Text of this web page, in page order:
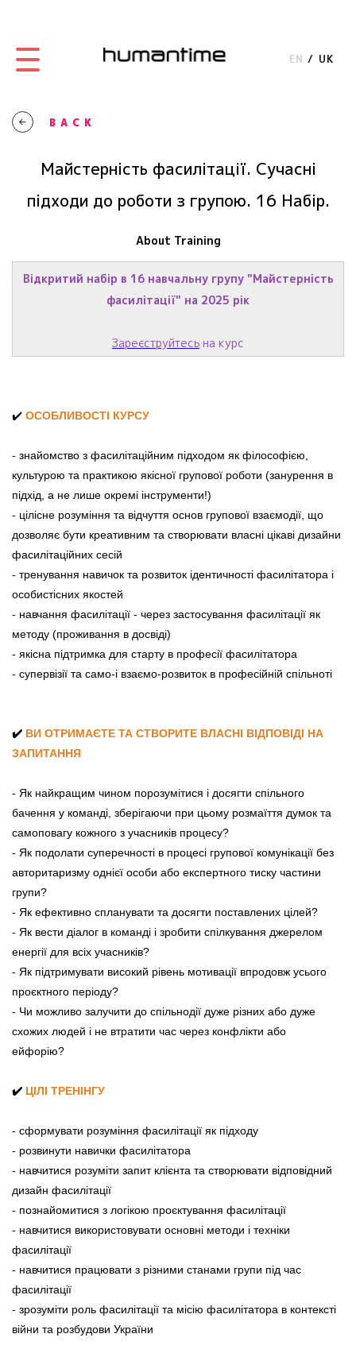
EN UK
BACK
Майстерність фасилітації. Сучасні
підходи до роботи з групою. 16 Набір.
About Training
Відкритий набір в 16 навчальну групу "Майстерність
фасилітації" на 2025 рік
Зареєструйтесь на курс
✔️ ОСОБЛИВОСТІ КУРСУ
- знайомство з фасилітаційним підходом як філософією,
культурою та практикою якісної групової роботи (занурення в
підхід, а не лише окремі інструменти!)
- цілісне розуміння та відчуття основ групової взаємодії, що
дозволяє бути креативним та створювати власні цікаві дизайни
фасилітаційних сесій
- тренування навичок та розвиток ідентичності фасилітатора і
особистісних якостей
- навчання фасилітації - через застосування фасилітації як
методу (проживання в досвіді)
- якісна підтримка для старту в професії фасилітатора
- супервізії та само-і взаємо-розвиток в професійній спільноті
✔️ ВИ ОТРИМАЄТЕ ТА СТВОРИТЕ ВЛАСНІ ВІДПОВІДІ НА
ЗАПИТАННЯ
- Як найкращим чином порозумітися і досягти спільного
бачення у команді, зберігаючи при цьому розмаїття думок та
самоповагу кожного з учасників процесу?
- Як подолати суперечності в процесі групової комунікації без
авторитаризму однієї особи або експертного тиску частини
групи?
- Як ефективно спланувати та досягти поставлених цілей?
- Як вести діалог в команді і зробити спілкування джерелом
енергії для всіх учасників?
- Як підтримувати високий рівень мотивації впродовж усього
проєктного періоду?
- Чи можливо залучити до спільнодії дуже різних або дуже
схожих людей і не втратити час через конфлікти або
ейфорію?
✔️ ЦІЛІ ТРЕНІНГУ
- сформувати розуміння фасилітації як підходу
- розвинути навички фасилітатора
- навчитися розуміти запит клієнта та створювати відповідний
дизайн фасилітації
- познайомитися з логікою проєктування фасилітації
- навчитися використовувати основні методи і техніки
фасилітації
- навчитися працювати з різними станами групи під час
фасилітації
- зрозуміти роль фасилітації та місію фасилітатора в контексті
війни та розбудови України